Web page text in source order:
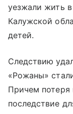
уезжали жить
Калужской
детей.
Следствию
«Рожаны»
Причем
последствие